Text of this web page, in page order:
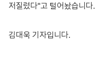
저질렀다"고 털어놨습니다.
김대욱 기자입니다.